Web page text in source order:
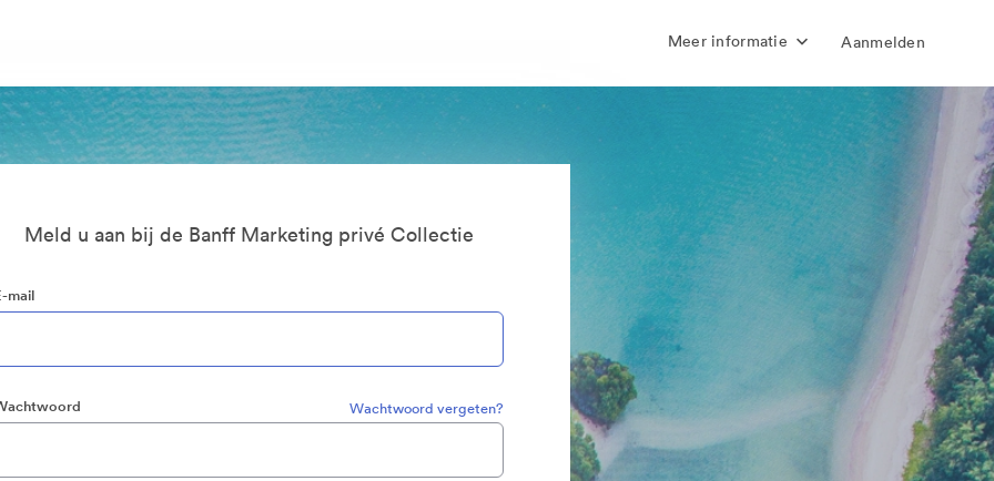
Meer informatie Aanmelden
Meld u aan bij de Banff Marketing privé Collectie
mail
Wachtwoord vergeten?